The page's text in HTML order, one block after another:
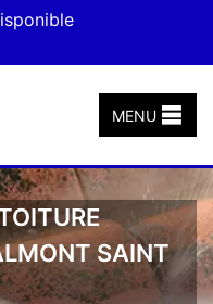
MENU
SAINT